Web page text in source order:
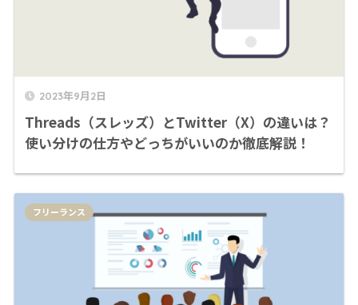
2023年9月2日
Threads（スレッズ）とTwitter（X）の違いは？
使い分けの仕方やどっちがいいのか徹底解説！
フリーランス